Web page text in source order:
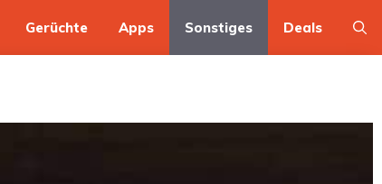
Gerüchte Apps Sonstiges Deals